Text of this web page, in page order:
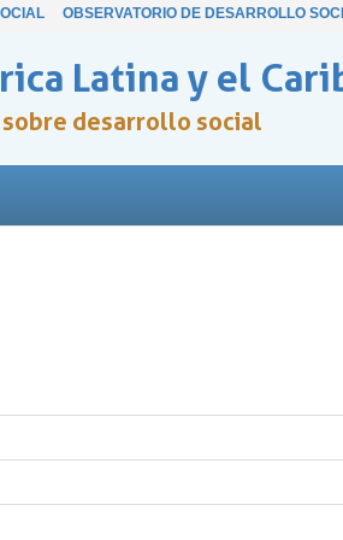
OBSERVATORIO DE DESARROLLO
Latina y el
desarrollo social